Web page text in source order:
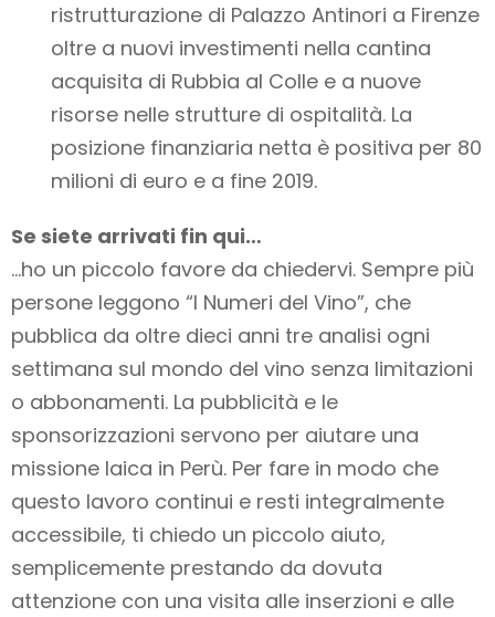
ristrutturazione di Palazzo Antinori a Firenze
oltre a nuovi investimenti nella cantina
acquisita di Rubbia al Colle e a nuove
risorse nelle strutture di ospitalità. La
posizione finanziaria netta è positiva per 80
milioni di euro e a fine 2019.
Se siete arrivati fin qui…
…ho un piccolo favore da chiedervi. Sempre più
persone leggono “I Numeri del Vino”, che
pubblica da oltre dieci anni tre analisi ogni
settimana sul mondo del vino senza limitazioni
o abbonamenti. La pubblicità e le
sponsorizzazioni servono per aiutare una
missione laica in Perù. Per fare in modo che
questo lavoro continui e resti integralmente
accessibile, ti chiedo un piccolo aiuto,
semplicemente prestando da dovuta
attenzione con una visita alle inserzioni e alle